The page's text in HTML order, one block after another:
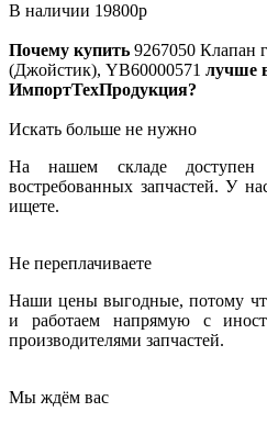
В наличии 19800р
Почему купить 9267050 Клапан
(Джойстик), YB60000571 лучше
ИмпортТехПродукция?
Искать больше не нужно
На нашем складе
востребованных запчастей. У
ищете.
Не переплачиваете
Наши цены выгодные, потому
и работаем напрямую с
производителями запчастей.
Мы ждём вас